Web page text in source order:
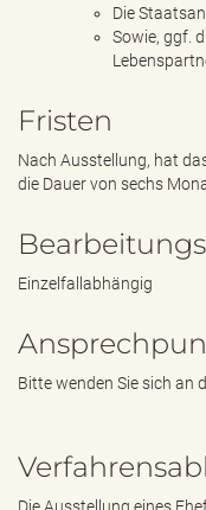
Die
Sowie, ggf.
Fristen
Nach Ausstellung, hat
die Dauer von sechs
Einzelfallabhängig
Bitte wenden Sie sich an